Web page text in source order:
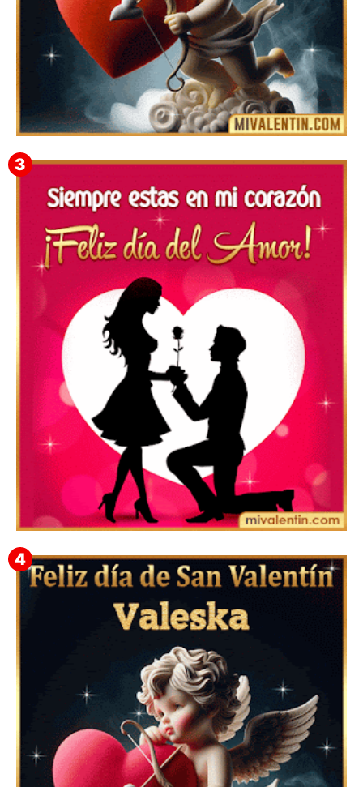
Feliz San Valentín Delsy
Imágenes con Frases Lindas para el Día de los
Enamorados